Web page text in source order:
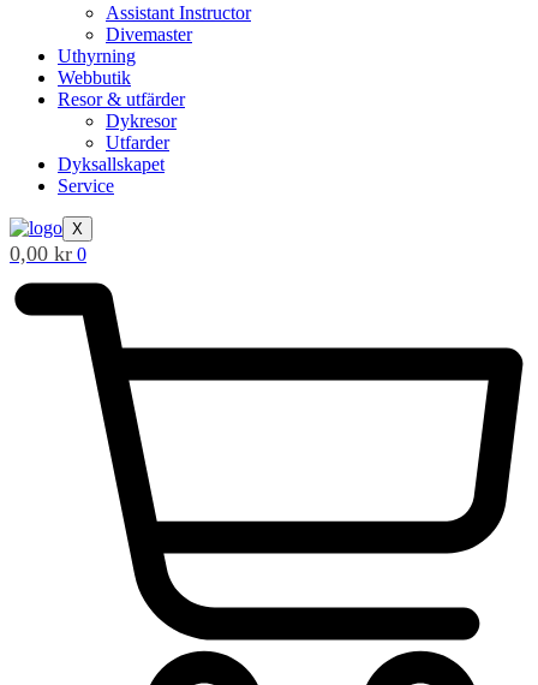
Assistant Instructor
Divemaster
Uthyrning
Webbutik
Resor & utfärder
Dykresor
Utfarder
Dyksallskapet
Service
X
0,00 kr 0